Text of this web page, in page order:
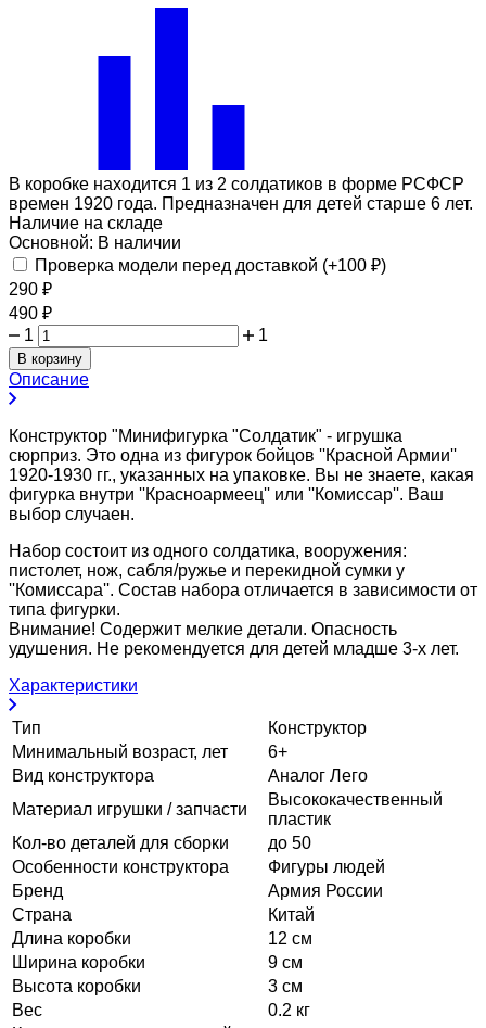
В коробке находится 1 из 2 солдатиков в форме РСФСР
времен 1920 года. Предназначен для детей старше 6 лет.
Наличие на складе
Основной: В наличии
Проверка модели перед доставкой (+100 ₽)
290 ₽
490 ₽
1
1
В корзину
Описание
Конструктор "Минифигурка "Солдатик" - игрушка
сюрприз. Это одна из фигурок бойцов ''Красной Армии''
1920-1930 гг., указанных на упаковке. Вы не знаете, какая
фигурка внутри ''Красноармеец'' или ''Комиссар''. Ваш
выбор случаен.
Набор состоит из одного солдатика, вооружения:
пистолет, нож, сабля/ружье и перекидной сумки у
''Комиссара''. Состав набора отличается в зависимости от
типа фигурки.
Внимание! Содержит мелкие детали. Опасность
удушения. Не рекомендуется для детей младше 3-х лет.
Характеристики
Тип
Конструктор
Минимальный возраст, лет
6+
Вид конструктора
Аналог Лего
Материал игрушки / запчасти
Высококачественный
пластик
Кол-во деталей для сборки
до 50
Особенности конструктора
Фигуры людей
Бренд
Армия России
Страна
Китай
Длина коробки
12 см
Ширина коробки
9 см
Высота коробки
3 см
Вес
0.2 кг